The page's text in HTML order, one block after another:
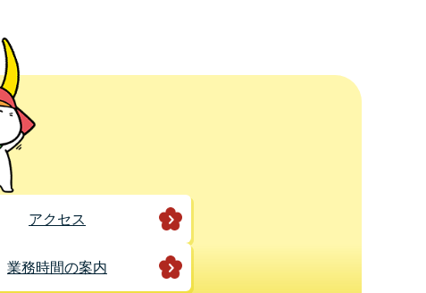
アクセス
業務時間の案内